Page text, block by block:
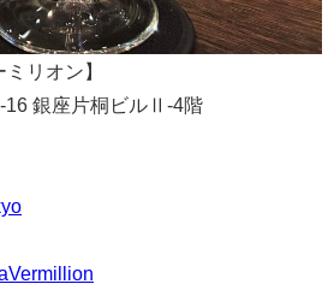
リオン】
16 銀座片桐ビルⅡ-4階